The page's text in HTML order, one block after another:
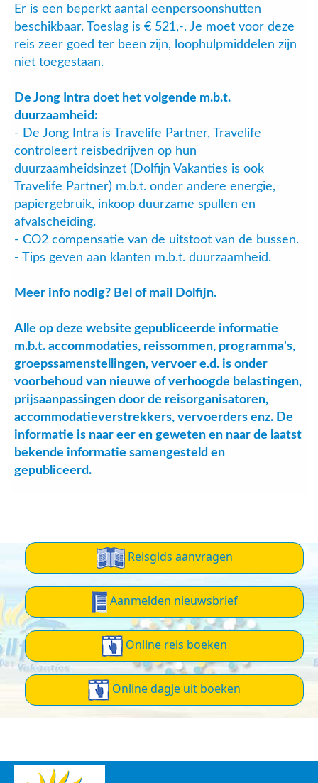
Er is een beperkt aantal eenpersoonshutten
beschikbaar. Toeslag is € 521,-. Je moet voor deze
reis zeer goed ter been zijn, loophulpmiddelen zijn
niet toegestaan.
De Jong Intra doet het volgende m.b.t.
duurzaamheid:
- De Jong Intra is Travelife Partner, Travelife
controleert reisbedrijven op hun
duurzaamheidsinzet (Dolfijn Vakanties is ook
Travelife Partner) m.b.t. onder andere energie,
papiergebruik, inkoop duurzame spullen en
afvalscheiding.
- CO2 compensatie van de uitstoot van de bussen.
- Tips geven aan klanten m.b.t. duurzaamheid.
Meer info nodig? Bel of mail Dolfijn.
Alle op deze website gepubliceerde informatie
m.b.t. accommodaties, reissommen, programma's,
groepssamenstellingen, vervoer e.d. is onder
voorbehoud van nieuwe of verhoogde belastingen,
prijsaanpassingen door de reisorganisatoren,
accommodatieverstrekkers, vervoerders enz. De
informatie is naar eer en geweten en naar de laatst
bekende informatie samengesteld en
gepubliceerd.
Reisgids aanvragen
Aanmelden nieuwsbrief
Online reis boeken
Online dagje uit boeken